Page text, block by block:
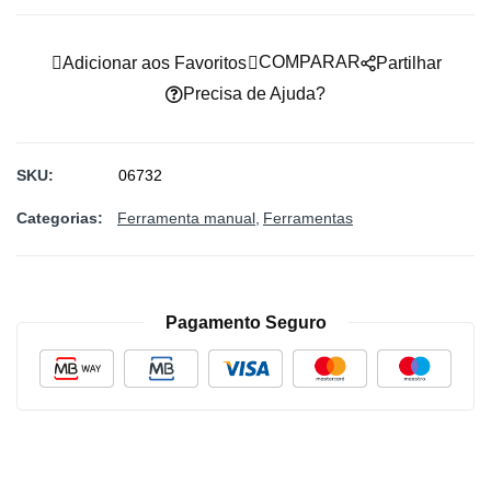
Adicionar aos Favoritos
COMPARAR
Precisa de Ajuda?
Partilhar
SKU 06732
Categorias: Ferramenta manual Ferramentas
Pagamento Seguro